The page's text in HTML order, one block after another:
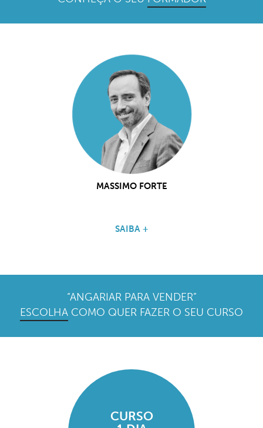
MASSIMO FORTE
SAIBA +
“ANGARIAR PARA VENDER”
ESCOLHA COMO QUER FAZER O SEU CURSO
CURSO